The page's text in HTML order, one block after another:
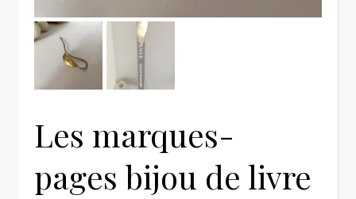
Les marques-
pages bijou de livre